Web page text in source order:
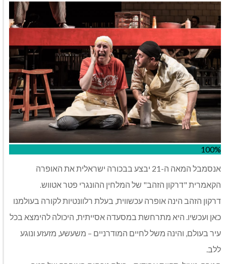
100%
אנסמבל המאה ה-21 יבצע בבכורה ישראלית את האופרה
הקאמרית "דרקון הזהב" של המלחין ההונגרי פטר אטווש.
דרקון הזהב הינה אופרה עכשווית, בעלת רלוונטיות לקורה בעולמנו
כאן ועכשיו. היא מתרחשת במסעדה אסייתית, היכולה להימצא בכל
עיר בעולם, והינה משל לחיים המודרניים – משעשע, מזעזע ונוגע
ללב.